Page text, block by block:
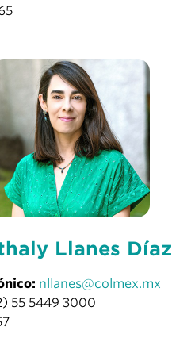
Llanes Díaz
nllanes@colmex.mx
55 5449 3000